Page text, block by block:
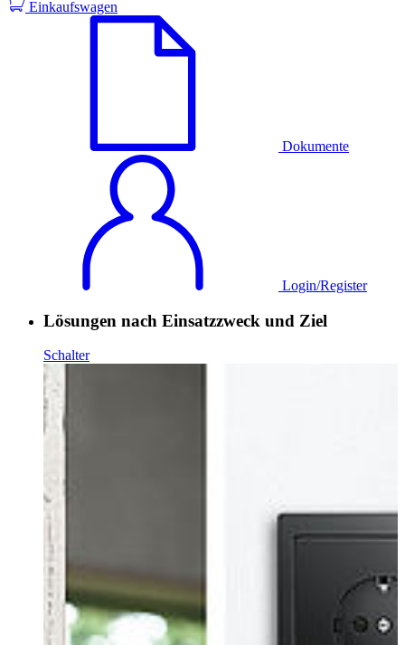
Einkaufswagen
Dokumente
Login/Register
Lösungen nach Einsatzzweck und Ziel
Schalter